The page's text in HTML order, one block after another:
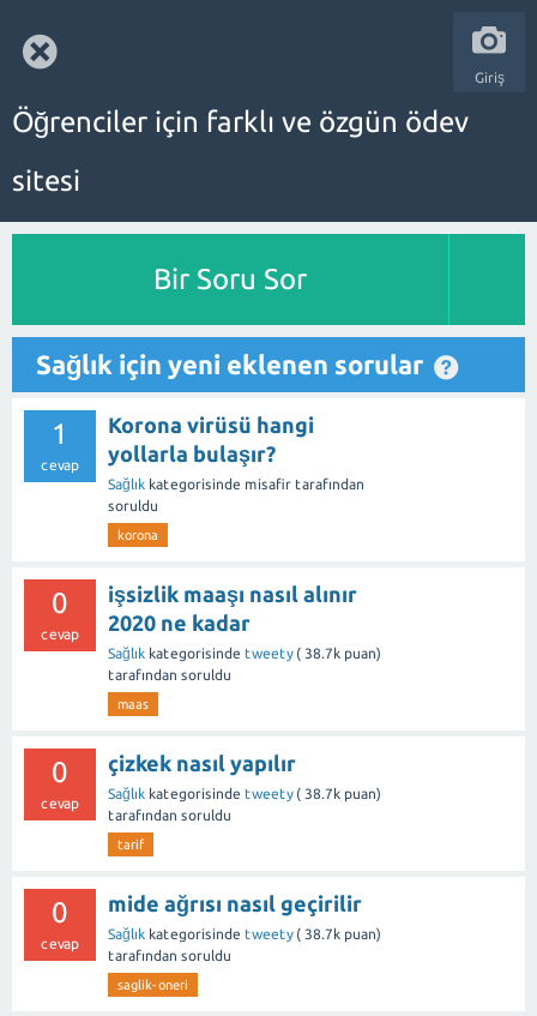
Giriş
Öğrenciler için farklı ve özgün ödev
sitesi
Bir Soru Sor
Sağlık için yeni eklenen sorular
1
cevap
Korona virüsü hangi
yollarla bulaşır?
Sağlık kategorisinde misafir tarafından
soruldu
korona
0
cevap
işsizlik maaşı nasıl alınır
2020 ne kadar
Sağlık kategorisinde tweety ( 38.7k puan)
tarafından soruldu
maas
0
cevap
çizkek nasıl yapılır
Sağlık kategorisinde tweety ( 38.7k puan)
tarafından soruldu
tarif
0
cevap
mide ağrısı nasıl geçirilir
Sağlık kategorisinde tweety ( 38.7k puan)
tarafından soruldu
saglik-oneri